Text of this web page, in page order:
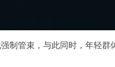
管束，与此同时，年轻群